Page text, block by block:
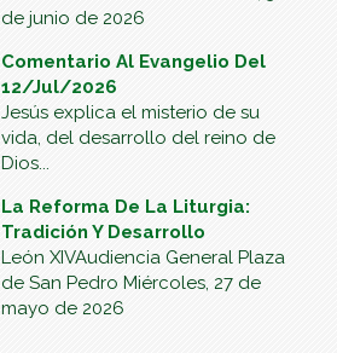
de junio de 2026
Comentario Al Evangelio Del
12/Jul/2026
Jesús explica el misterio de su
vida, del desarrollo del reino de
Dios...
La Reforma De La Liturgia:
Tradición Y Desarrollo
León XIVAudiencia General Plaza
de San Pedro Miércoles, 27 de
mayo de 2026